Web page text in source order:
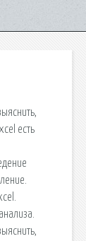
есть